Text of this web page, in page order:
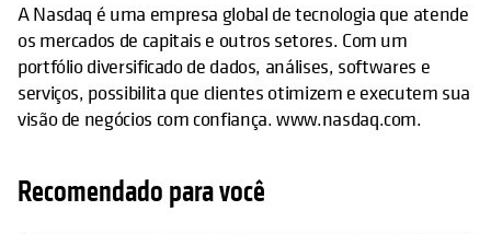
A Nasdaq é uma empresa global de tecnologia que atende
os mercados de capitais e outros setores. Com um
portfólio diversificado de dados, análises, softwares e
serviços, possibilita que clientes otimizem e executem sua
visão de negócios com confiança. www.nasdaq.com.
Recomendado para você